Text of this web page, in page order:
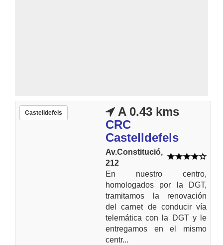
Castelldefels
A 0.43 kms
CRC
Castelldefels
Av.Constitució,
212
En nuestro centro,
homologados por la DGT,
tramitamos la renovación
del carnet de conducir vía
telemática con la DGT y le
entregamos en el mismo
centr...